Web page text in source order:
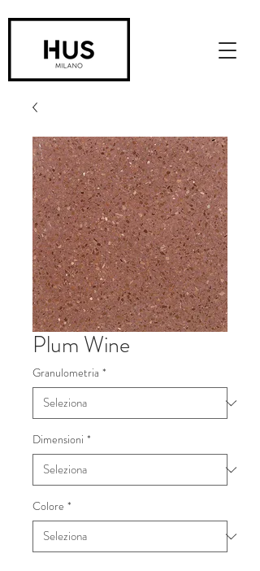
Plum Wine
Granulometria *
Dimensioni *
Colore *